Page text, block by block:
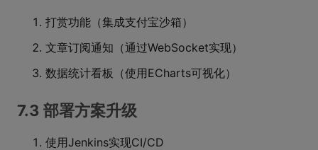
打赏功能（集成支付宝沙箱）
文章订阅通知（通过WebSocket实现）
数据统计看板（使用ECharts可视化）
7.3 部署方案升级
使用Jenkins实现CI/CD